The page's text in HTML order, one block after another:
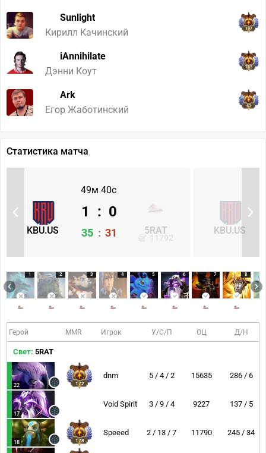
Sunlight
Кирилл Качинский
197
iAnnihilate
Дэнни Коут
783
Ark
Егор Жаботинский
41
Статистика матча
49м 40с
KBU.US 5RAT
1 : 0
35 : 31 KBU.US
1 2 3 4 5 6 7 8
Герой MMR Игрок У/С/П ОЦ Д/Н
Свет: 5RAT
22 172
dnm 5 / 4 / 2 15635 286 / 6
17
Void Spirit 3 / 9 / 4 9227 137 / 5
18 178
Speeed 2 / 13 / 7 11790 245 / 34